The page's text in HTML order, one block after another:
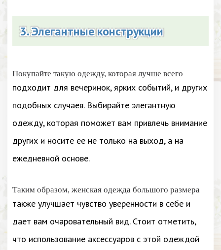
3. Элегантные конструкции
Покупайте такую одежду, которая лучше всего
подходит для вечеринок, ярких событий, и других
подобных случаев. Выбирайте элегантную
одежду, которая поможет вам привлечь внимание
других и носите ее не только на выход, а на
ежедневной основе.
Таким образом, женская одежда большого размера
также улучшает чувство уверенности в себе и
дает вам очаровательный вид. Стоит отметить,
что использование аксессуаров с этой одеждой